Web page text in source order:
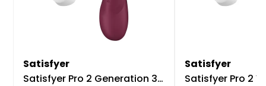
Satisfyer
Satisfyer Pro 2 Generation 3 Klitoriskiihotin
Satisfyer
Satisfyer Pro 2